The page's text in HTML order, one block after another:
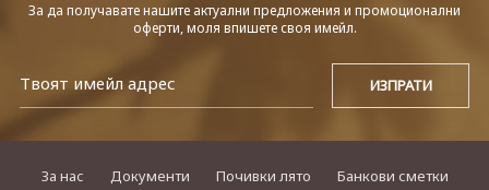
За да получавате нашите актуални предложения и промоционални
оферти, моля впишете своя имейл.
За нас Документи Почивки лято
Банкови сметки